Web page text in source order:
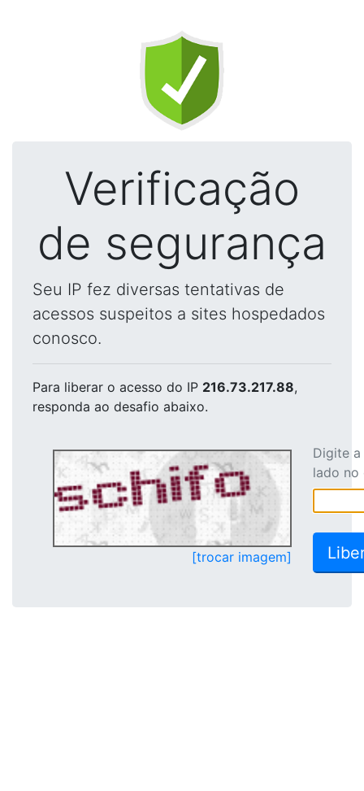
Verificação
de segurança
Seu IP fez diversas tentativas de
acessos suspeitos a sites hospedados
conosco.
Para liberar o acesso do IP 216.73.217.88,
responda ao desafio abaixo.
[trocar imagem]
Digite
lado no